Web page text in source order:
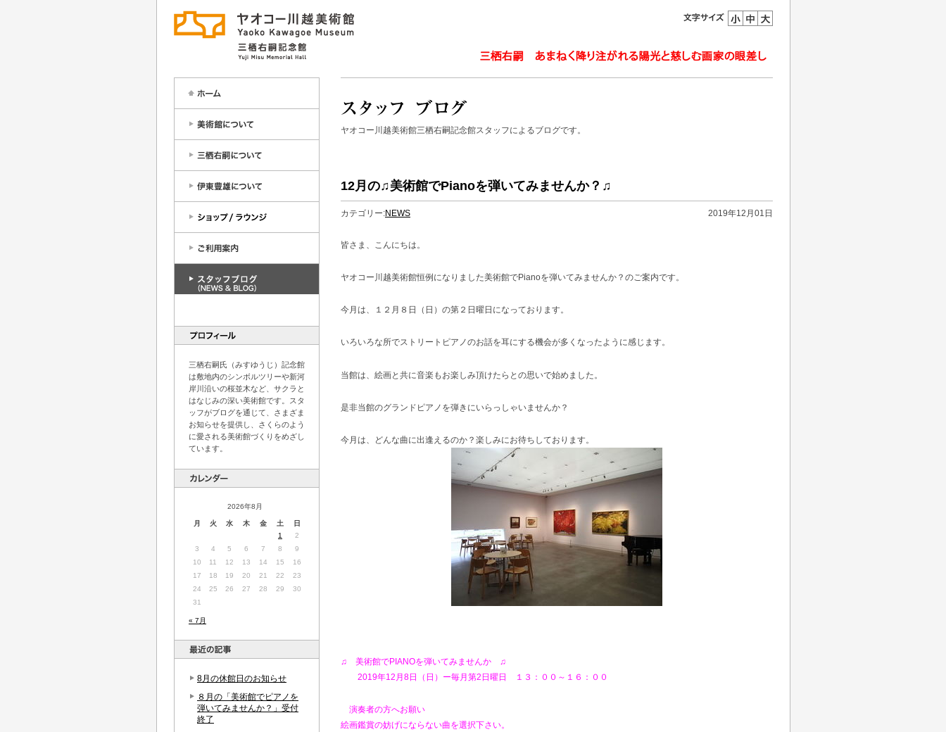
三栖右嗣氏（みすゆうじ）記念館
は敷地内のシンボルツリーや新河
岸川沿いの桜並木など、サクラと
はなじみの深い美術館です。スタ
ッフがブログを通じて、さまざま
お知らせを提供し、さくらのよう
に愛される美術館づくりをめざし
ています。
2026年8月
月 火 水 木 金 土 日
« 7月
1
2
3
4 5 6 7 8
9
10
11 12 13 14 15
16
17
18 19 20 21 22
23
24
25 26 27 28 29
30
31
8月の休館日のお知らせ
８月の「美術館でピアノを
弾いてみませんか？」受付
終了
ヤオコー川越美術館三栖右嗣記念館スタッフによるブログです。
12月の♫美術館でPianoを弾いてみませんか？♫
カテゴリー:NEWS 2019年12月01日
皆さま、こんにちは。
ヤオコー川越美術館恒例になりました美術館でPianoを弾いてみませんか？のご案内です。
今月は、１２月８日（日）の第２日曜日になっております。
いろいろな所でストリートピアノのお話を耳にする機会が多くなったように感じます。
当館は、絵画と共に音楽もお楽しみ頂けたらとの思いで始めました。
是非当館のグランドピアノを弾きにいらっしゃいませんか？
今月は、どんな曲に出逢えるのか？楽しみにお待ちしております。
♫ 美術館でPIANOを弾いてみませんか ♫
2019年12月8日（日）ー毎月第2日曜日 １３：００～１６：００
演奏者の方へお願い
絵画鑑賞の妨げにならない曲を選択下さい。